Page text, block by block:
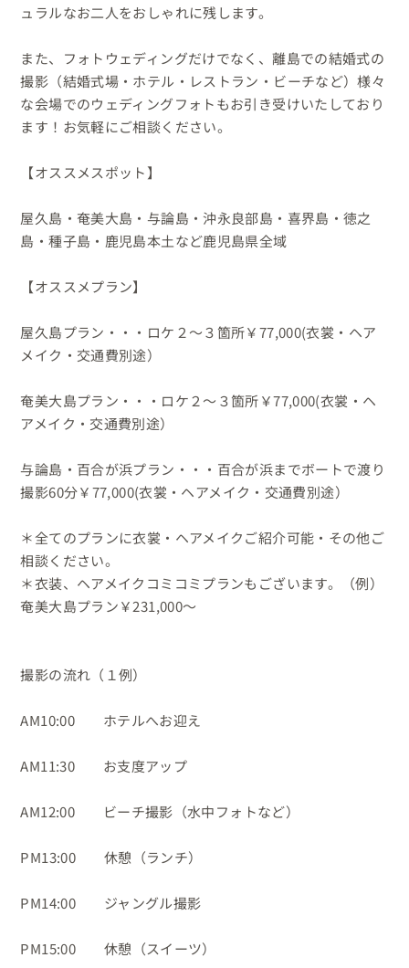
ュラルなお二人をおしゃれに残します。
また、フォトウェディングだけでなく、離島での結婚式の
撮影（結婚式場・ホテル・レストラン・ビーチなど）様々
な会場でのウェディングフォトもお引き受けいたしており
ます！お気軽にご相談ください。
【オススメスポット】
屋久島・奄美大島・与論島・沖永良部島・喜界島・徳之
島・種子島・鹿児島本土など鹿児島県全域
【オススメプラン】
屋久島プラン・・・ロケ２〜３箇所￥77,000(衣裳・ヘア
メイク・交通費別途）
奄美大島プラン・・・ロケ２〜３箇所￥77,000(衣裳・ヘ
アメイク・交通費別途）
与論島・百合が浜プラン・・・百合が浜までボートで渡り
撮影60分￥77,000(衣裳・ヘアメイク・交通費別途）
＊全てのプランに衣裳・ヘアメイクご紹介可能・その他ご
相談ください。
＊衣装、ヘアメイクコミコミプランもございます。（例）
奄美大島プラン￥231,000〜
撮影の流れ（１例）
AM10:00　　ホテルへお迎え
AM11:30　　お支度アップ
AM12:00　　ビーチ撮影（水中フォトなど）
PM13:00　　休憩（ランチ）
PM14:00　　ジャングル撮影
PM15:00　　休憩（スイーツ）